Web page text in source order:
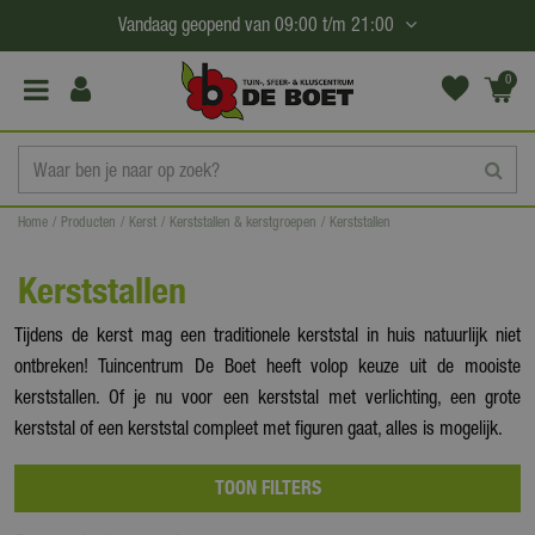
a
Home Producten Kerst Kerststallen & kerstgroepen Kerststallen
Vandaag geopend van 09:00 t/m 21:00
0
(€0,
Kerststallen
Tijdens de kerst mag een traditionele kerststal in huis natuurlijk niet
ontbreken! Tuincentrum De Boet heeft volop keuze uit de mooiste
kerststallen. Of je nu voor een kerststal met verlichting, een grote
kerststal of een kerststal compleet met figuren gaat, alles is mogelijk.
TOON FILTERS